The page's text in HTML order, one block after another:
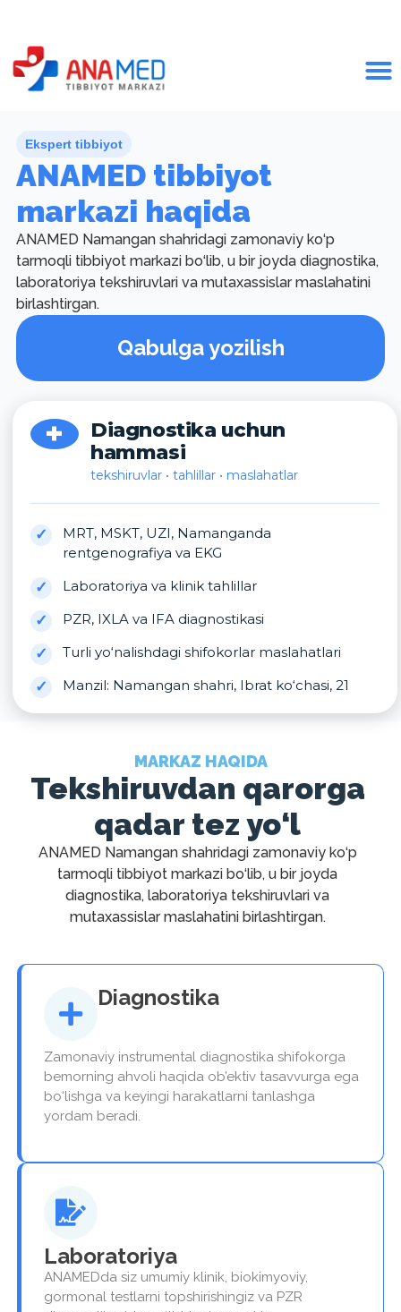
Ekspert tibbiyot
ANAMED tibbiyot
markazi haqida
ANAMED Namangan shahridagi zamonaviy ko‘p
tarmoqli tibbiyot markazi bo‘lib, u bir joyda diagnostika,
laboratoriya tekshiruvlari va mutaxassislar maslahatini
birlashtirgan.
Qabulga yozilish
+
Diagnostika uchun
hammasi
tekshiruvlar • tahlillar • maslahatlar
MRT, MSKT, UZI, Namanganda
rentgenografiya va EKG
Laboratoriya va klinik tahlillar
PZR, IXLA va IFA diagnostikasi
Turli yo‘nalishdagi shifokorlar maslahatlari
Manzil: Namangan shahri, Ibrat ko‘chasi, 21
MARKAZ HAQIDA
Tekshiruvdan qarorga
qadar tez yo‘l
ANAMED Namangan shahridagi zamonaviy ko‘p
tarmoqli tibbiyot markazi bo‘lib, u bir joyda
diagnostika, laboratoriya tekshiruvlari va
mutaxassislar maslahatini birlashtirgan.
Diagnostika
Zamonaviy instrumental diagnostika shifokorga
bemorning ahvoli haqida ob’ektiv tasavvurga ega
bo‘lishga va keyingi harakatlarni tanlashga
yordam beradi.
Laboratoriya
ANAMEDda siz umumiy klinik, biokimyoviy,
gormonal testlarni topshirishingiz va PZR